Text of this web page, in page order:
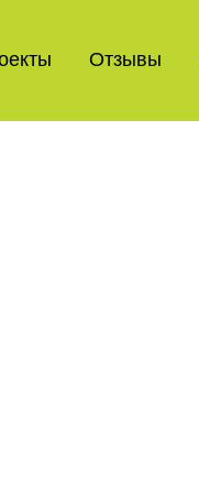
Отзывы